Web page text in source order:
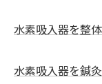
水素吸入器を整
水素吸入器を鍼